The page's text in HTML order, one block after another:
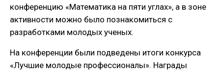
конференцию «Математика на пяти углах», а в зоне
активности можно было познакомиться с
разработками молодых ученых.
На конференции были подведены итоги конкурса
«Лучшие молодые профессионалы». Награды